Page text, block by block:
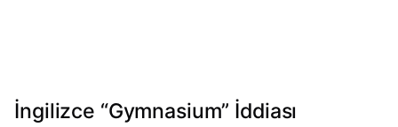
İngilizce “Gymnasium” İddiası